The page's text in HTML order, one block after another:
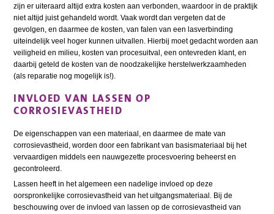
zijn er uiteraard altijd extra kosten aan verbonden, waardoor in de praktijk
niet altijd juist gehandeld wordt. Vaak wordt dan vergeten dat de
gevolgen, en daarmee de kosten, van falen van een lasverbinding
uiteindelijk veel hoger kunnen uitvallen. Hierbij moet gedacht worden aan
veiligheid en milieu, kosten van procesuitval, een ontevreden klant, en
daarbij geteld de kosten van de noodzakelijke herstelwerkzaamheden
(als reparatie nog mogelijk is!).
INVLOED VAN LASSEN OP
CORROSIEVASTHEID
De eigenschappen van een materiaal, en daarmee de mate van
corrosievastheid, worden door een fabrikant van basismateriaal bij het
vervaardigen middels een nauwgezette procesvoering beheerst en
gecontroleerd.
Lassen heeft in het algemeen een nadelige invloed op deze
oorspronkelijke corrosievastheid van het uitgangsmateriaal. Bij de
beschouwing over de invloed van lassen op de corrosievastheid van